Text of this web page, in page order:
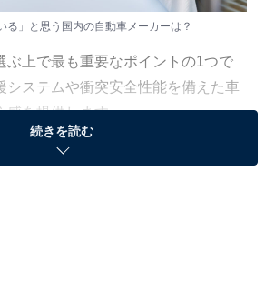
る」と思う国内の自動車メーカーは？
ぶ上で最も重要なポイントの1つで
システムや衝突安全性能を備えた車
感を提供します。
集部は、全国10～80代の男女500人
続きを読む